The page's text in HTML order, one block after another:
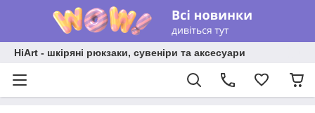
HiArt - шкіряні рюкзаки, сувеніри та аксесуари